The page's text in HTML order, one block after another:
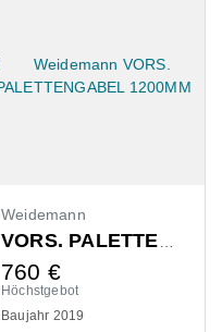
Weidemann
VORS. PALETTENGABEL 1200MM
760 €
Höchstgebot
Baujahr 2019